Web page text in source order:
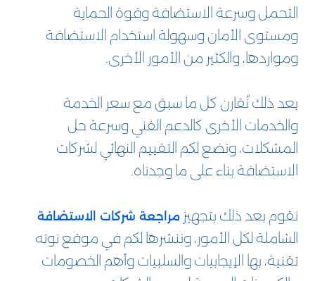
التحمل وسرعة الاستضافة وقوة الحماية
ومستوى الأمان وسهولة استخدام الاستضافة
ومواردها، والكثير من الأمور الأخرى.
بعد ذلك نُقارن كل ما سبق مع سعر الخدمة
والخدمات الأخرى كالدعم الفني وسرعة حل
المشكلات، ونضع لكم التقييم النهائي لشركات
الاستضافة بناء على ما وجدناه.
نقوم بعد ذلك بتجهيز مراجعة شركات الاستضافة
الشاملة لكل الأمور، وننشرها لكم في موقع نوته
تقنية، بها الإيجابيات والسلبيات وأهم الخصومات